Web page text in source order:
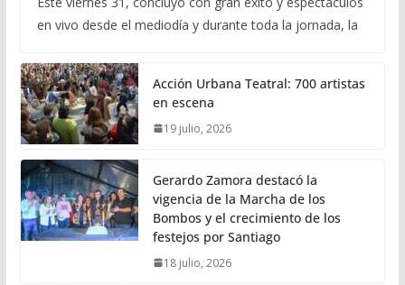
en vivo desde el mediodía y durante toda la jornada, la
Acción Urbana Teatral: 700 artistas
en escena
19 julio, 2026
Gerardo Zamora destacó la
vigencia de la Marcha de los
Bombos y el crecimiento de los
festejos por Santiago
18 julio, 2026